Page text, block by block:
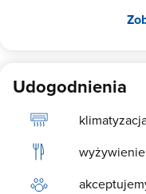
zapewniamy: 24 godz
stołowy Gwarantujemy
indywidualne podejście.
pragnienia, jak
czy też przygotowanie
kąpieli w Apartamencie.
Kazimierzu Dolnym
Udogodnienia
wyżywienie